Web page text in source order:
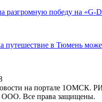
разгромную победу на «G-
путешествие в Тюмень
на портале 1ОМСК.
Все права защищены.